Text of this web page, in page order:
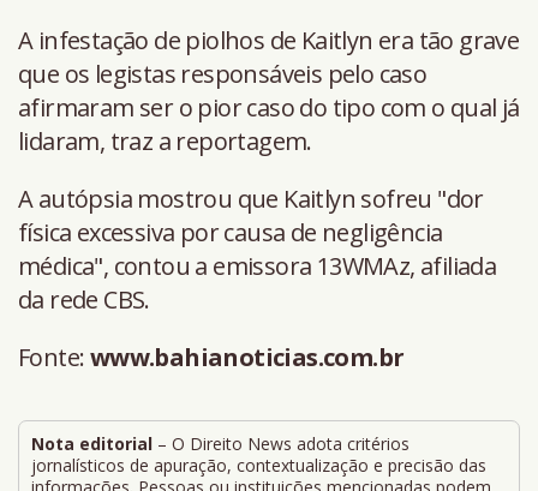
A infestação de piolhos de Kaitlyn era tão grave
que os legistas responsáveis pelo caso
afirmaram ser o pior caso do tipo com o qual já
lidaram, traz a reportagem.
A autópsia mostrou que Kaitlyn sofreu "dor
física excessiva por causa de negligência
médica", contou a emissora 13WMAz, afiliada
da rede CBS.
Fonte:www.bahianoticias.com.br
Nota editorial – O Direito News adota critérios
jornalísticos de apuração, contextualização e precisão das
informações. Pessoas ou instituições mencionadas podem